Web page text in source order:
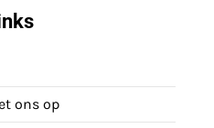
ons op